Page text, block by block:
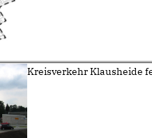
Kreisverkehr Klausheide